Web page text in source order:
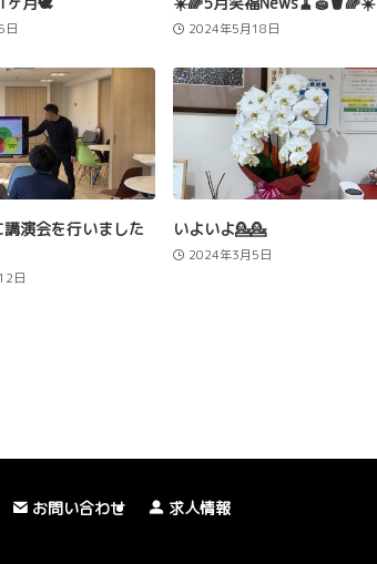
日 2024年5月18日
演会を行いました
日
いよいよ💁💁
2024年3月5日
お問い合わせ 求人情報